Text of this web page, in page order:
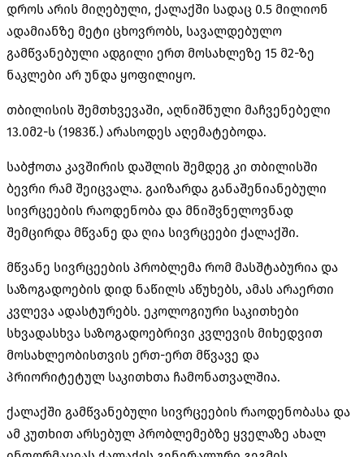
დროს არის მიღებული, ქალაქში სადაც 0.5 მილიონ
ადამიანზე მეტი ცხოვრობს, სავალდებულო
გამწვანებული ადგილი ერთ მოსახლეზე 15 მ2-ზე
ნაკლები არ უნდა ყოფილიყო.
თბილისის შემთხვევაში, აღნიშნული მაჩვენებელი
13.0მ2-ს (1983წ.) არასოდეს აღემატებოდა.
საბჭოთა კავშირის დაშლის შემდეგ კი თბილისში
ბევრი რამ შეიცვალა. გაიზარდა განაშენიანებული
სივრცეების რაოდენობა და მნიშვნელოვნად
შემცირდა მწვანე და ღია სივრცეები ქალაქში.
მწვანე სივრცეების პრობლემა რომ მასშტაბურია და
საზოგადოების დიდ ნაწილს აწუხებს, ამას არაერთი
კვლევა ადასტურებს. ეკოლოგიური საკითხები
სხვადასხვა საზოგადოებრივი კვლევის მიხედვით
მოსახლეობისთვის ერთ-ერთ მწვავე და
პრიორიტეტულ საკითხთა ჩამონათვალშია.
ქალაქში გამწვანებული სივრცეების რაოდენობასა და
ამ კუთხით არსებულ პრობლემებზე ყველაზე ახალ